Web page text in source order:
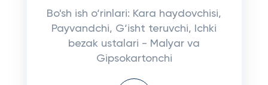
Bo'sh ish o‘rinlari: Kara haydovchisi,
Payvandchi, G‘isht teruvchi, Ichki
bezak ustalari - Malyar va
Gipsokartonchi